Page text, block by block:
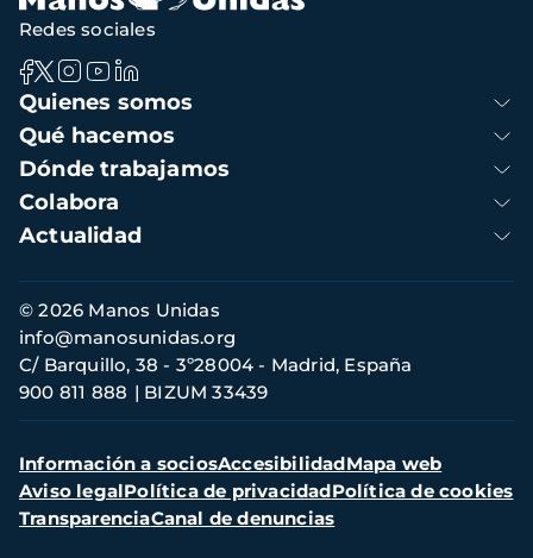
Navegación
principal
Quienes somos
Qué hacemos
Dónde trabajamos
Colabora
Actualidad
Redes sociales
Información
de
contacto
© 2026 Manos Unidas
C/ Barquillo, 38 - 3º28004 - Madrid, España
900 811 888
BIZUM 33439
info@manosunidas.org
Menú
secundario
Información a sociosAccesibilidadMapa web
Aviso legalPolítica de privacidadPolítica de cookies
TransparenciaCanal de denuncias